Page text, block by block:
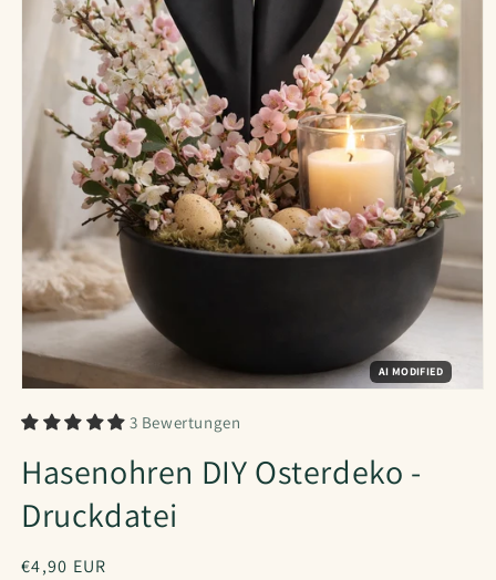
AI MODIFIED
3 Bewertungen
Hasenohren DIY Osterdeko -
Druckdatei
Normaler
€4,90 EUR